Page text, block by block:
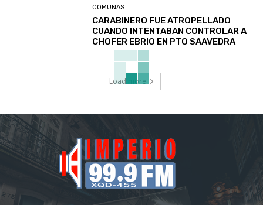
COMUNAS
CARABINERO FUE ATROPELLADO
CUANDO INTENTABAN CONTROLAR A
CHOFER EBRIO EN PTO SAAVEDRA
Load more